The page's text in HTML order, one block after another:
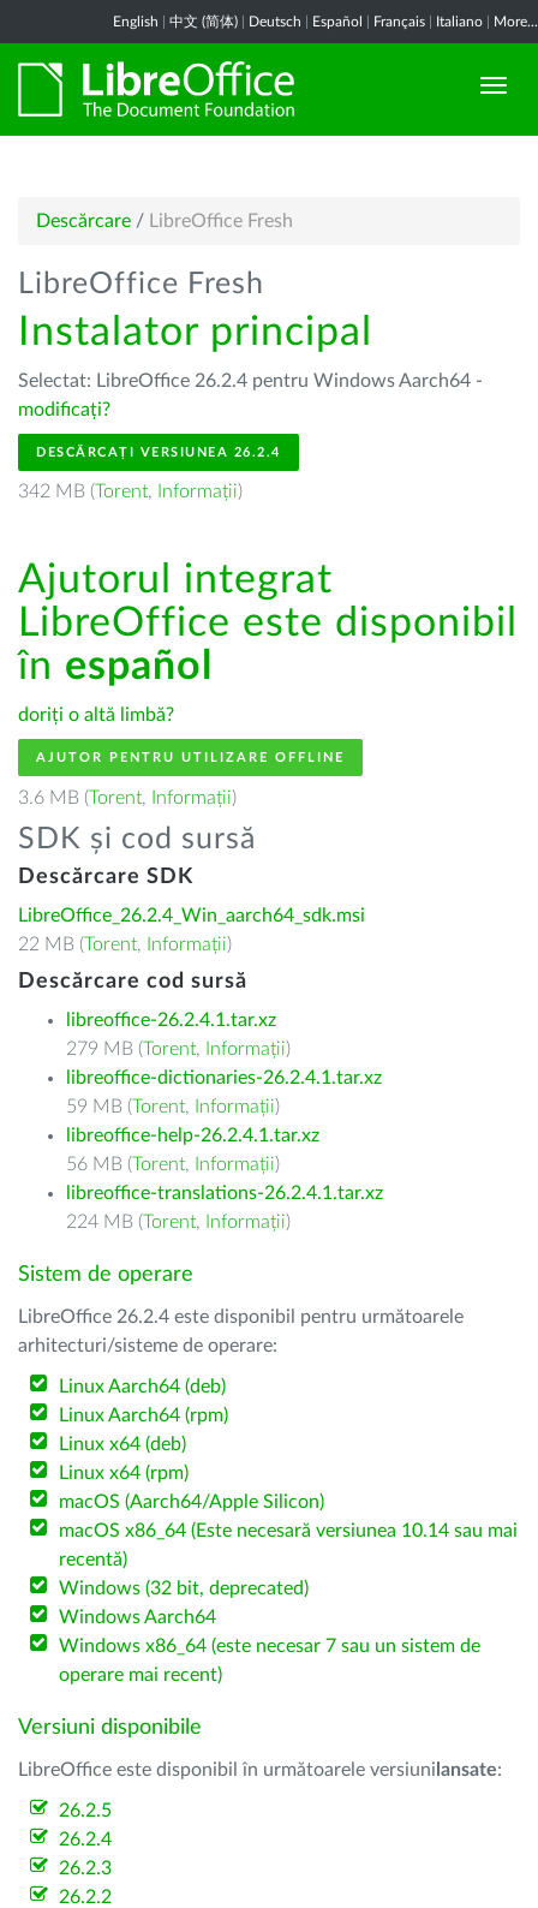
English 中文 (简体) Deutsch Español Français Italiano More...
Descărcare / LibreOffice Fresh
LibreOffice Fresh
Instalator principal
Selectat: LibreOffice 26.2.4 pentru Windows Aarch64 -
modificați?
DESCĂRCAȚI VERSIUNEA 26.2.4
342 MB (Torent, Informații)
Ajutorul integrat
LibreOffice este disponibil
în español
doriți o altă limbă?
AJUTOR PENTRU UTILIZARE OFFLINE
3.6 MB (Torent, Informații)
SDK și cod sursă
Descărcare SDK
LibreOffice_26.2.4_Win_aarch64_sdk.msi
22 MB (Torent, Informații)
Descărcare cod sursă
libreoffice-26.2.4.1.tar.xz
279 MB (Torent, Informații)
libreoffice-dictionaries-26.2.4.1.tar.xz
59 MB (Torent, Informații)
libreoffice-help-26.2.4.1.tar.xz
56 MB (Torent, Informații)
libreoffice-translations-26.2.4.1.tar.xz
224 MB (Torent, Informații)
Sistem de operare
LibreOffice 26.2.4 este disponibil pentru următoarele
arhitecturi/sisteme de operare:
Linux Aarch64 (deb)
Linux Aarch64 (rpm)
Linux x64 (deb)
Linux x64 (rpm)
macOS (Aarch64/Apple Silicon)
macOS x86_64 (Este necesară versiunea 10.14 sau mai
recentă)
Windows (32 bit, deprecated)
Windows Aarch64
Windows x86_64 (este necesar 7 sau un sistem de
operare mai recent)
Versiuni disponibile
LibreOffice este disponibil în următoarele versiuni lansate:
26.2.5
26.2.4
26.2.3
26.2.2